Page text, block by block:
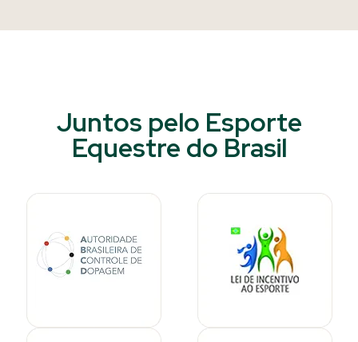
Juntos pelo Esporte
Equestre do Brasil​